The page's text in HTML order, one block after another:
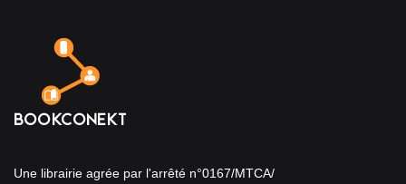
Une librairie agrée par l'arrêté n°0167/MTCA/